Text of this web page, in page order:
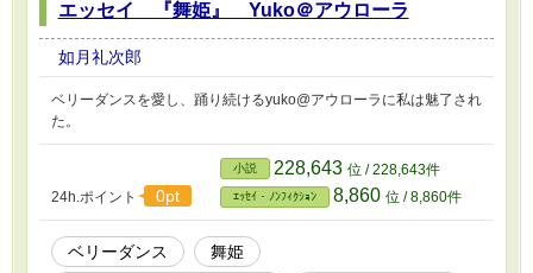
エッセイ 『舞姫』 Yuko＠アウローラ
如月礼次郎
ベリーダンスを愛し、踊り続けるyuko@アウローラに私は魅了され
た。
24h.ポイント 0pt
小説 228,643 位 / 228,643件
ｴｯｾｲ・ﾉﾝﾌｨｸｼｮﾝ 8,860 位 / 8,860件
ベリーダンス
舞姫